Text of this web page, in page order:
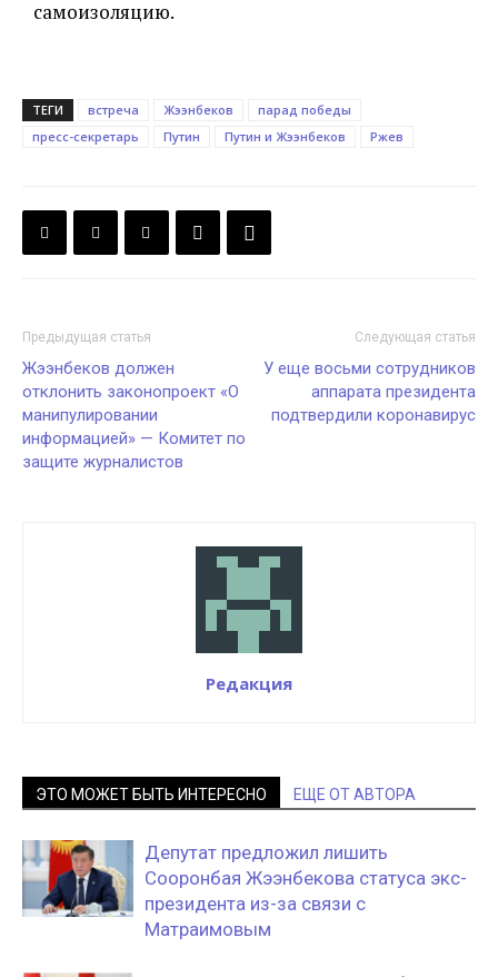
самоизоляцию.
ТЕГИ встреча Жээнбеков
парад победы
пресс-секретарь
Путин Путин и Жээнбеков Ржев
Предыдущая статья
Жээнбеков должен
отклонить законопроект «О
манипулировании
информацией» — Комитет по
защите журналистов
Следующая статья
У еще восьми сотрудников
аппарата президента
подтвердили коронавирус
Редакция
ЭТО МОЖЕТ БЫТЬ ИНТЕРЕСНО ЕЩЕ ОТ АВТОРА
Депутат предложил лишить
Сооронбая Жээнбекова статуса экс-
президента из-за связи с
Матраимовым